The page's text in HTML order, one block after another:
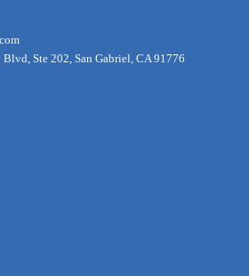
Ste 202, San Gabriel, CA 91776